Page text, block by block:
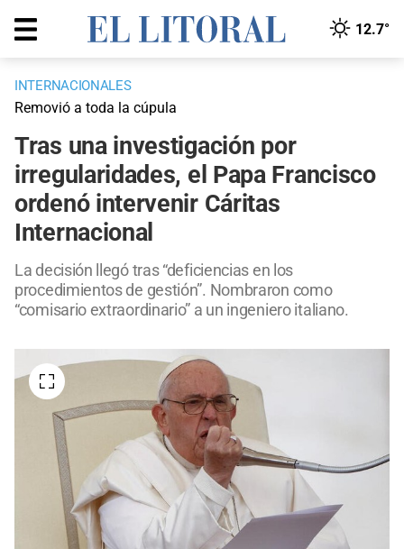
12.7°
INTERNACIONALES
Removió a toda la cúpula
Tras una investigación por
irregularidades, el Papa Francisco
ordenó intervenir Cáritas
Internacional
La decisión llegó tras “deficiencias en los
procedimientos de gestión”. Nombraron como
“comisario extraordinario” a un ingeniero italiano.